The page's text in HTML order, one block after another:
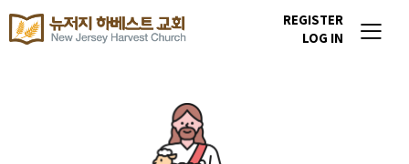
REGISTER
LOG IN